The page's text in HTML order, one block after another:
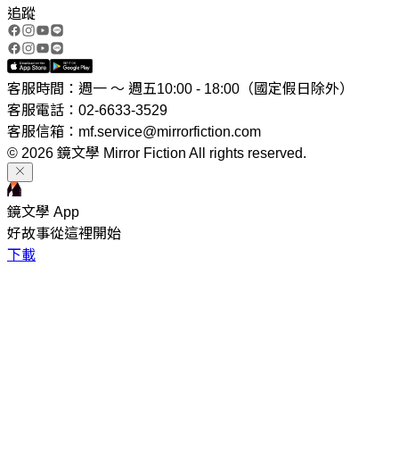
追蹤
客服時間：週一 ～ 週五10:00 - 18:00（國定假日除外）
客服電話：02-6633-3529
客服信箱：mf.service@mirrorfiction.com
© 2026 鏡文學 Mirror Fiction All rights reserved.
鏡文學 App
好故事從這裡開始
下載